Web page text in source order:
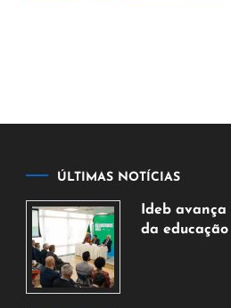
ÚLTIMAS NOTÍCIAS
Ideb
da